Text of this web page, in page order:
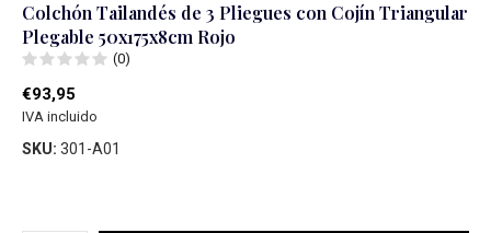
Colchón Tailandés de 3 Pliegues con Cojín Triangular
Plegable 50x175x8cm Rojo
(0)
€93,95
IVA incluido
SKU: 301-A01